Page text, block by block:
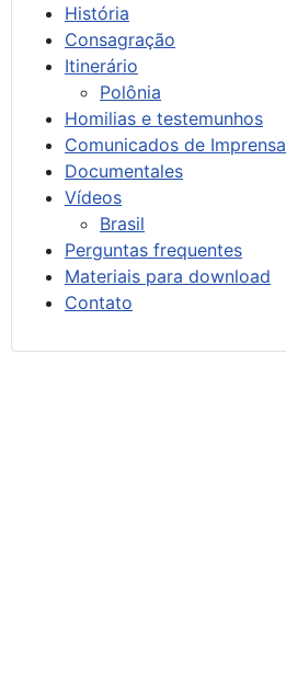
História
Consagração
Itinerário
Polônia
Homilias e testemunhos
Comunicados de Imprensa
Documentales
Vídeos
Brasil
Perguntas frequentes
Materiais para download
Contato